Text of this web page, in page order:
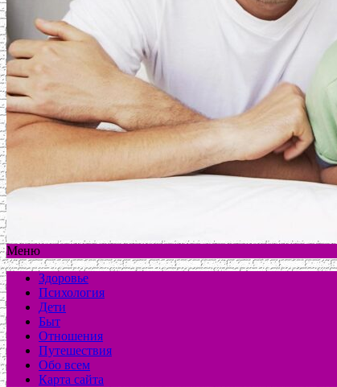
Меню
Здоровье
Психология
Дети
Быт
Отношения
Путешествия
Обо всем
Карта сайта